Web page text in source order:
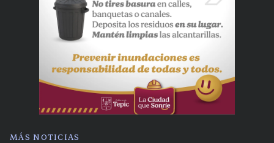
MÁS NOTICIAS